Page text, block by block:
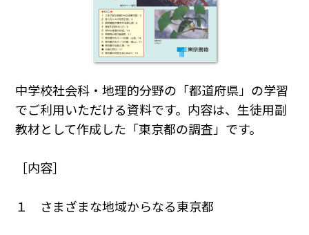
中学校社会科・地理的分野の「都道府県」の学習
でご利用いただける資料です。内容は、生徒用副
教材として作成した「東京都の調査」です。
［内容］
１ さまざまな地域からなる東京都